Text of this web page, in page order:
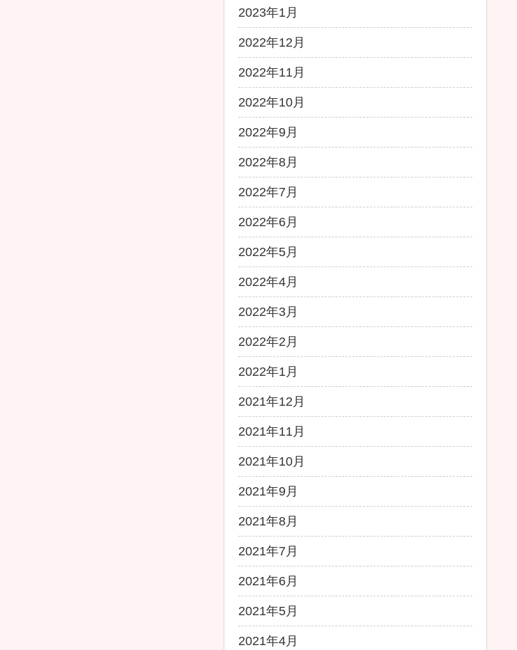
2023年1月
2022年12月
2022年11月
2022年10月
2022年9月
2022年8月
2022年7月
2022年6月
2022年5月
2022年4月
2022年3月
2022年2月
2022年1月
2021年12月
2021年11月
2021年10月
2021年9月
2021年8月
2021年7月
2021年6月
2021年5月
2021年4月